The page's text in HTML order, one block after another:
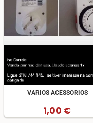
VARIOS ACESSORIOS
1,00 €